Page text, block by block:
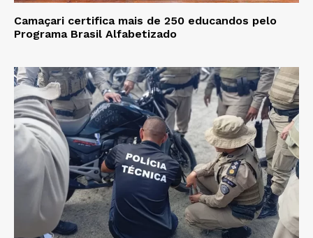
Camaçari certifica mais de 250 educandos pelo
Programa Brasil Alfabetizado